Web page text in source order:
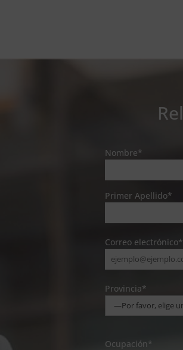
Nombre*
Primer Apellido*
Correo electrónico*
Provincia*
Ocupación*